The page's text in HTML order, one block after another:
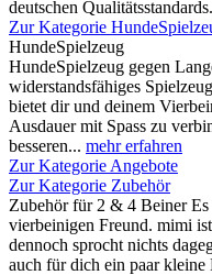
deutschen
Zur Kategorie
HundeSpielzeug
HundeSpielzeug gegen
widerstandsfähiges
bietet dir und deinem
Ausdauer mit Spass zu
besseren... mehr erfahren
Zur Kategorie Angebote
Zur Kategorie Zubehör
Zubehör für 2 & 4 Beiner
vierbeinigen Freund. mimi
dennoch sprocht nichts
auch für dich ein paar kleine